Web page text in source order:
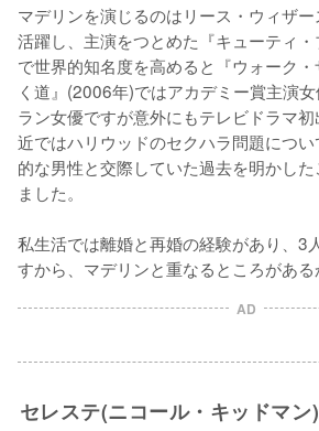
マデリンを演じるのはリース・ウィザ
活躍し、主演をつとめた『キューティ
で世界的知名度を高めると『ウォーク
く道』(2006年)ではアカデミー賞主演
ラン女優ですが意外にもテレビドラマ
近ではハリウッドのセクハラ問題につ
的な男性と交際していた過去を明かし
ました。
私生活では離婚と再婚の経験があり、3
すから、マデリンと重なるところがある
AD
セレステ(ニコール・キッドマン)